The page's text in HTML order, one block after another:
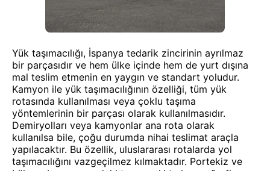
Yük taşımacılığı, İspanya tedarik zincirinin ayrılmaz
bir parçasıdır ve hem ülke içinde hem de yurt dışına
mal teslim etmenin en yaygın ve standart yoludur.
Kamyon ile yük taşımacılığının özelliği, tüm yük
rotasında kullanılması veya çoklu taşıma
yöntemlerinin bir parçası olarak kullanılmasıdır.
Demiryolları veya kamyonlar ana rota olarak
kullanılsa bile, çoğu durumda nihai teslimat araçla
yapılacaktır. Bu özellik, uluslararası rotalarda yol
taşımacılığını vazgeçilmez kılmaktadır. Portekiz ve